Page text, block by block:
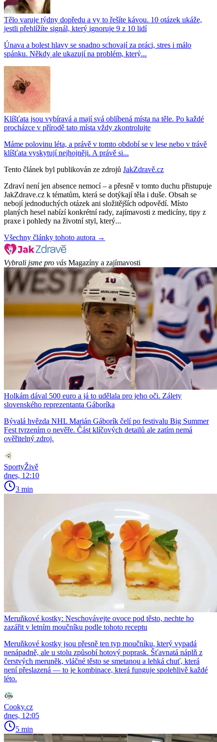
Tělo varuje týdny dopředu a vy to řešíte kávou. 10 otázek ukáže,
jestli přehlížíte signál, který ignoruje 9 z 10 lidí
Únava a bolest hlavy se snadno schovají za práci, stres i málo
spánku. Někdy ale ukazují na problém, který...
Klíšťata jsou vybíravá a mají svá oblíbená místa na těle. Po každé
procházce v přírodě tato místa vždy zkontrolujte
Máme polovinu léta, a právě v tomto období se v lese nebo v trávě
klíšťata vyskytují nejhojněji. A právě si...
Tento článek byl publikován ze zdrojů JakZdravě.cz
Zdraví není jen absence nemocí – a přesně v tomto duchu přistupuje
JakZdrave.cz k tématům, která se dotýkají těla i duše. Obsah se
nebojí jednoduchých otázek ani složitějších odpovědí. Místo
planých hesel nabízí konkrétní rady, zajímavosti z medicíny, tipy z
praxe i pohledy na životní styl, který...
Všechny články tohoto autora →
Vybrali jsme pro vás Magazíny a zajímavosti
Holkám dával 500 euro a já to udělala pro jeho oči. Zálety
slovenského reprezentanta Gáboríka
Bývalá hvězda NHL Marián Gáborík čelí po festivalu Big Summer
Fest tvrzením o nevěře. Část klíčových detailů ale zatím nemá
ověřitelný zdroj.
SportyŽivě
dnes, 12:10
3 min
Meruňkové kostky: Neschovávejte ovoce pod těsto, nechte ho
zazářit v letním moučníku podle tohoto receptu
Meruňkové kostky jsou přesně ten typ moučníku, který vypadá
nenápadně, ale u stolu způsobí hotový poprask. Šťavnatá náplň z
čerstvých meruněk, vláčné těsto se smetanou a lehká chuť, která
není přeslazená — to je kombinace, která funguje spolehlivě každé
léto.
Cooky.cz
dnes, 12:05
5 min